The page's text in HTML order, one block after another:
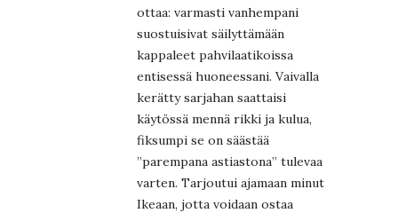
ottaa: varmasti vanhempani
suostuisivat säilyttämään
kappaleet pahvilaatikoissa
entisessä huoneessani. Vaivalla
kerätty sarjahan saattaisi
käytössä mennä rikki ja kulua,
fiksumpi se on säästää
”parempana astiastona” tulevaa
varten. Tarjoutui ajamaan minut
Ikeaan, jotta voidaan ostaa